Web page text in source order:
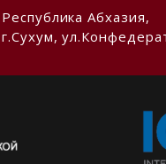
Республика Абхазия,
г.Сухум,